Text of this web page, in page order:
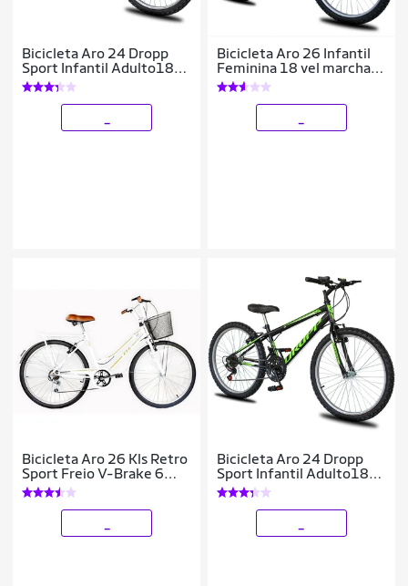
Bicicleta Aro 24 Dropp
Sport Infantil Adulto18
vel marchas Freio V-
Brake
Bicicleta Aro 26 Infantil
Feminina 18 vel marchas
Dropp Sport Freio V-
Brake
Bicicleta Aro 26 Kls Retro
Sport Freio V-Brake 6
Marchas
Bicicleta Aro 24 Dropp
Sport Infantil Adulto18
vel marchas Freio V-
Brake